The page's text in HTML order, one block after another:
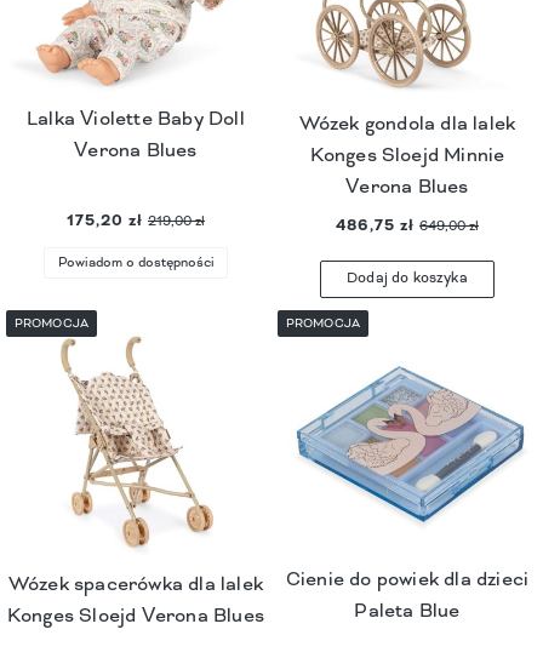
Lalka Violette Baby Doll
Verona Blues
175,20 zł 219,00 zł
Powiadom o dostępności
Wózek gondola dla lalek
Konges Sloejd Minnie
Verona Blues
486,75 zł 649,00 zł
Dodaj do koszyka
Wózek spacerówka dla lalek
Konges Sloejd Verona Blues
PROMOCJA
Cienie do powiek dla dzieci
Paleta Blue
PROMOCJA